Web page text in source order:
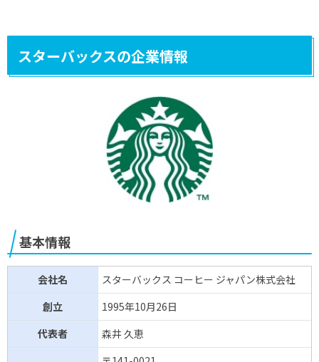
スターバックスの企業情報
基本情報
会社名
スターバックス コーヒー ジャパン株式会社
創立
1995年10月26日
代表者
森井 久恵